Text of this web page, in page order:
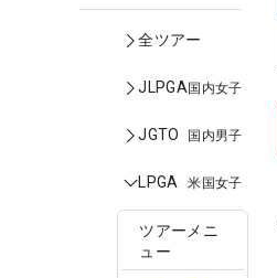
全ツアー
JLPGA国内女子
JGTO 国内男子
LPGA 米国女子
ツアーメニ
ュー